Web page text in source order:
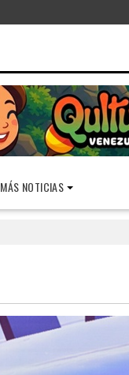
MÁS NOTICIAS